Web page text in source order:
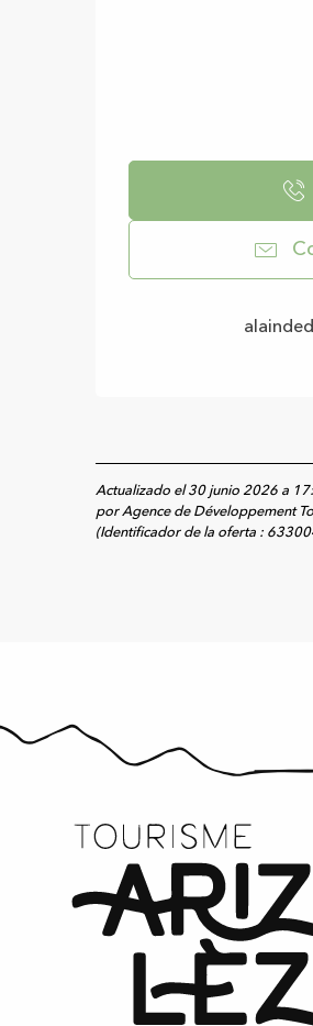
Actualizado el 30 junio 2026 a
por Agence de Développement
(Identificador de la oferta :